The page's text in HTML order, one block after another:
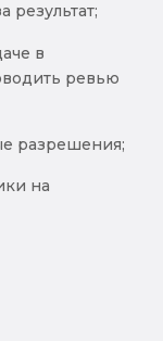
результат;
в
ревью
разрешения;
на